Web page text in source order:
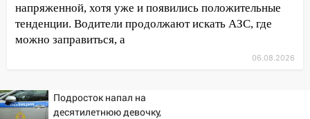
18:02 В Ульяновск едут звезды
баскетбола!
«УльяновскФармации» за махинации на
3,2 млн рублей
напряженной, хотя уже и появились положительные
тенденции. Водители продолжают искать АЗС, где
можно заправиться, а
06.08.2026
Подросток напал на
десятилетнюю девочку,